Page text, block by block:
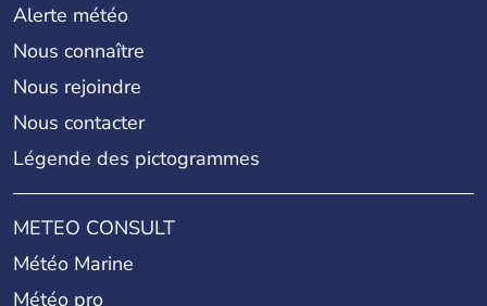
Alerte météo
Nous connaître
Nous rejoindre
Nous contacter
Légende des pictogrammes
METEO CONSULT
Météo Marine
Météo pro